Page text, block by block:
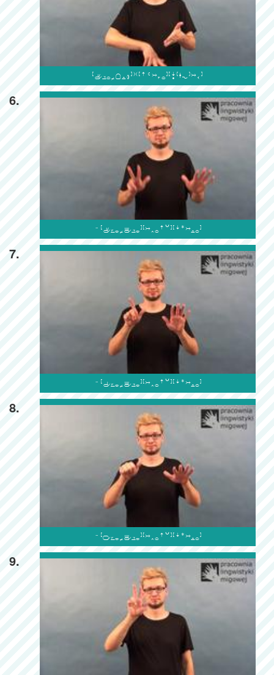

6.

7.

8.

9.